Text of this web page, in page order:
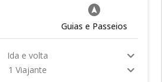
assistant_navigation
Guias e Passeios
Ida e volta
expand_more
1 Viajante expand_more